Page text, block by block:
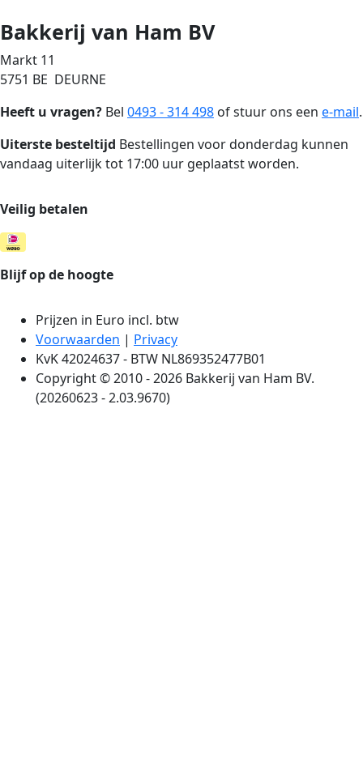
Bakkerij van Ham BV
Markt 11
5751 BE DEURNE
Heeft u vragen? Bel 0493 - 314 498 of stuur ons een e-mail.
Uiterste besteltijd Bestellingen voor donderdag kunnen
vandaag uiterlijk tot 17:00 uur geplaatst worden.
Veilig betalen
Blijf op de hoogte
Prijzen in Euro incl. btw
Voorwaarden | Privacy
KvK 42024637 - BTW NL869352477B01
Copyright © 2010 - 2026 Bakkerij van Ham BV.
(20260623 - 2.03.9670)